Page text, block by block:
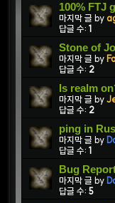
100% FTJ
마지막 글 by
답글 수: 1
Stone of
마지막 글 by
답글 수: 2
Is realm
마지막 글 by
답글 수: 2
ping in
마지막 글 by
답글 수: 1
Bug
마지막 글 by
답글 수: 5